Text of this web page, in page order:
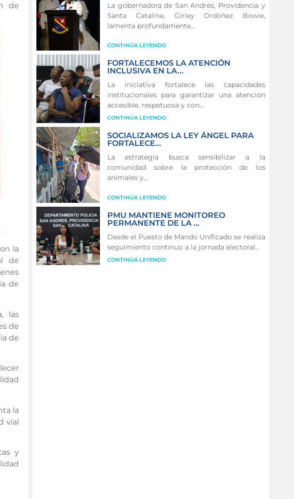
de
la
de
de
las
de
de
la
vial
y
La gobernadora de San Andrés, Providencia y
Santa Catalina, Girley Ordóñez Bowie,
lamenta profundamente...
CONTINÚA LEYENDO
FORTALECEMOS LA ATENCIÓN
INCLUSIVA EN LA...
La iniciativa fortalece las capacidades
institucionales para garantizar una atención
accesible, respetuosa y con...
CONTINÚA LEYENDO
SOCIALIZAMOS LA LEY ÁNGEL PARA
FORTALECE...
La estrategia busca sensibilizar a la
comunidad sobre la protección de los
animales y...
CONTINÚA LEYENDO
PMU MANTIENE MONITOREO
PERMANENTE DE LA ...
Desde el Puesto de Mando Unificado se realiza
seguimiento continuo a la jornada electoral...
CONTINÚA LEYENDO